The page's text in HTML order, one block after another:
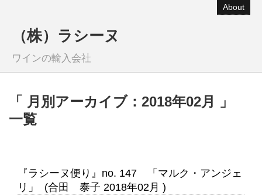
About
（株）ラシーヌ
ワインの輸入会社
「 月別アーカイブ：2018年02月 」
一覧
『ラシーヌ便り』no. 147 「マルク・アンジェ
リ」 (合田 泰子 2018年02月 )